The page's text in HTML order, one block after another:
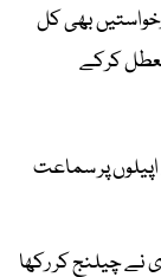
بھی کل
کرکے
پر سماعت
نے چیلنج کر رکھا